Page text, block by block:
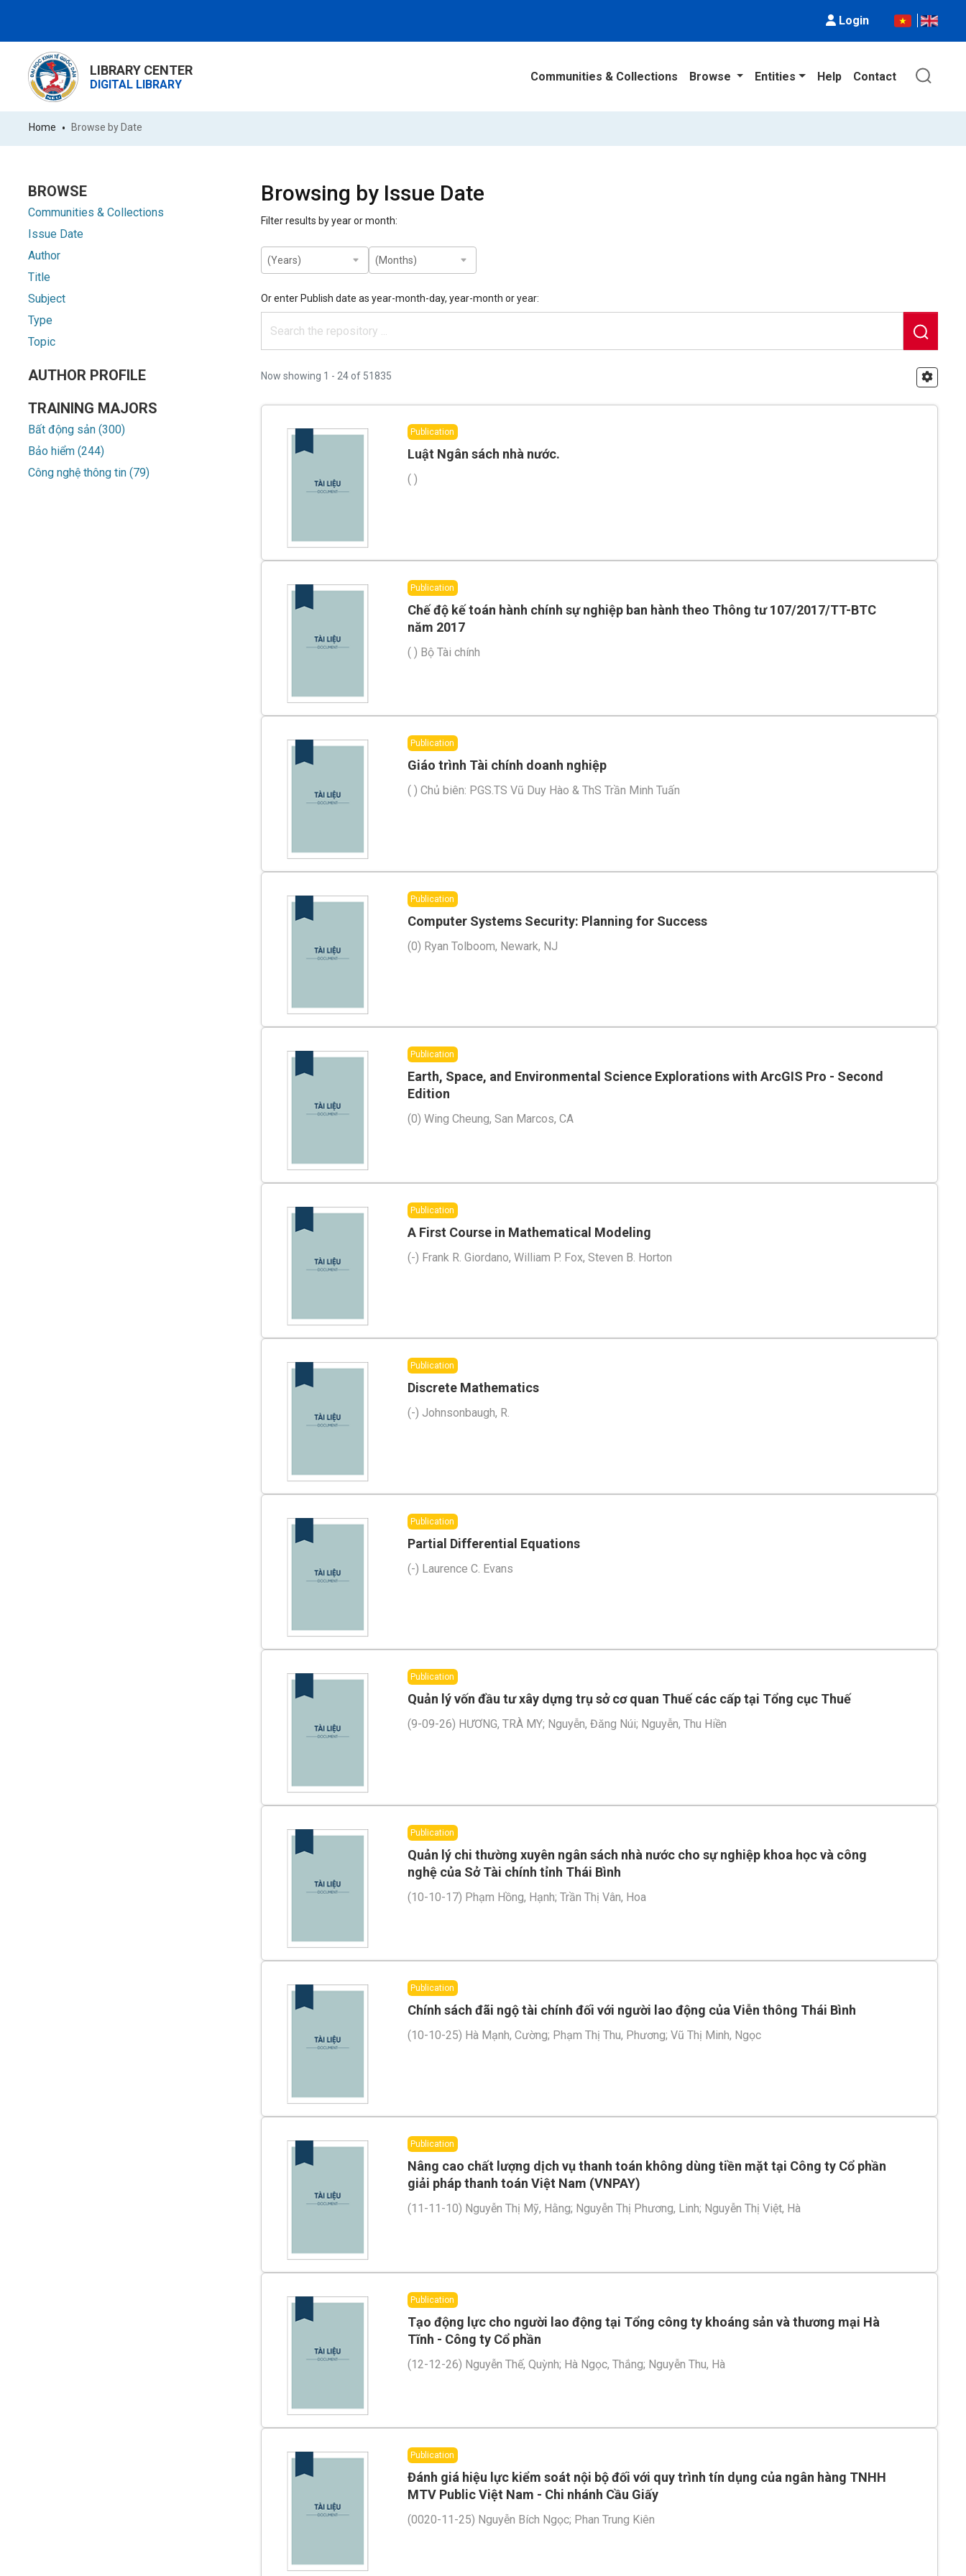
Login
LIBRARY CENTER
DIGITAL LIBRARY
Communities & Collections Browse Entities Help Contact
Home Browse by Date
BROWSE
Communities & Collections
Issue Date
Author
Title
Subject
Type
Topic
AUTHOR PROFILE
TRAINING MAJORS
Bất động sản (300)
Bảo hiểm (244)
Công nghệ thông tin (79)
Browsing by Issue Date
Filter results by year or month:
Or enter Publish date as year-month-day, year-month or year:
Now showing 1 - 24 of 51835
Publication
Luật Ngân sách nhà nước.
( )
Publication
Chế độ kế toán hành chính sự nghiệp ban hành theo Thông tư 107/2017/TT-BTC
năm 2017
( ) Bộ Tài chính
Publication
Giáo trình Tài chính doanh nghiệp
( ) Chủ biên: PGS.TS Vũ Duy Hào & ThS Trần Minh Tuấn
Publication
Computer Systems Security: Planning for Success
(0) Ryan Tolboom, Newark, NJ
Publication
Earth, Space, and Environmental Science Explorations with ArcGIS Pro - Second
Edition
(0) Wing Cheung, San Marcos, CA
Publication
A First Course in Mathematical Modeling
(-) Frank R. Giordano, William P. Fox, Steven B. Horton
Publication
Discrete Mathematics
(-) Johnsonbaugh, R.
Publication
Partial Differential Equations
(-) Laurence C. Evans
Publication
Quản lý vốn đầu tư xây dựng trụ sở cơ quan Thuế các cấp tại Tổng cục Thuế
(9-09-26) HƯƠNG, TRÀ MY; Nguyễn, Đăng Núi; Nguyễn, Thu Hiền
Publication
Quản lý chi thường xuyên ngân sách nhà nước cho sự nghiệp khoa học và công
nghệ của Sở Tài chính tỉnh Thái Bình
(10-10-17) Phạm Hồng, Hạnh; Trần Thị Vân, Hoa
Publication
Chính sách đãi ngộ tài chính đối với người lao động của Viễn thông Thái Bình
(10-10-25) Hà Mạnh, Cường; Phạm Thị Thu, Phương; Vũ Thị Minh, Ngọc
Publication
Nâng cao chất lượng dịch vụ thanh toán không dùng tiền mặt tại Công ty Cổ phần
giải pháp thanh toán Việt Nam (VNPAY)
(11-11-10) Nguyễn Thị Mỹ, Hằng; Nguyễn Thị Phương, Linh; Nguyễn Thị Việt, Hà
Publication
Tạo động lực cho người lao động tại Tổng công ty khoáng sản và thương mại Hà
Tĩnh - Công ty Cổ phần
(12-12-26) Nguyễn Thế, Quỳnh; Hà Ngọc, Thắng; Nguyễn Thu, Hà
Publication
Đánh giá hiệu lực kiểm soát nội bộ đối với quy trình tín dụng của ngân hàng TNHH
MTV Public Việt Nam - Chi nhánh Cầu Giấy
(0020-11-25) Nguyễn Bích Ngọc; Phan Trung Kiên